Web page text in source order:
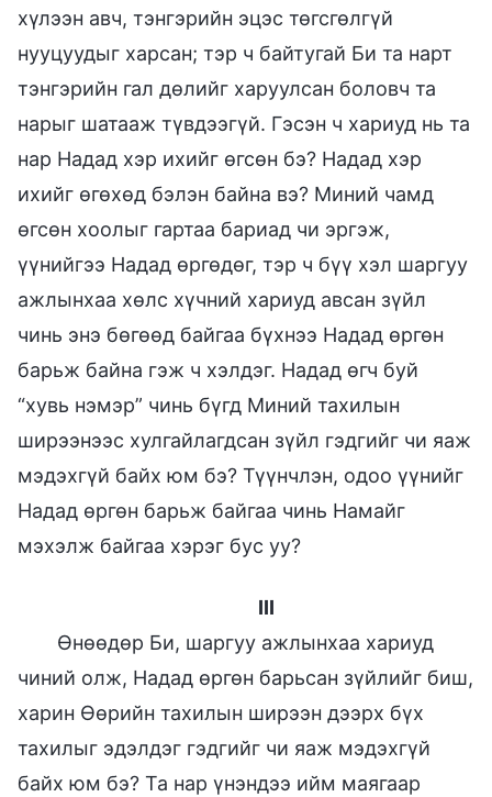
хүлээн авч, тэнгэрийн эцэс төгсгөлгүй
нууцуудыг харсан; тэр ч байтугай Би та нарт
тэнгэрийн гал дөлийг харуулсан боловч та
нарыг шатааж түвдээгүй. Гэсэн ч хариуд нь та
нар Надад хэр ихийг өгсөн бэ? Надад хэр
ихийг өгөхөд бэлэн байна вэ? Миний чамд
өгсөн хоолыг гартаа бариад чи эргэж,
үүнийгээ Надад өргөдөг, тэр ч бүү хэл шаргуу
ажлынхаа хөлс хүчний хариуд авсан зүйл
чинь энэ бөгөөд байгаа бүхнээ Надад өргөн
барьж байна гэж ч хэлдэг. Надад өгч буй
“хувь нэмэр” чинь бүгд Миний тахилын
ширээнээс хулгайлагдсан зүйл гэдгийг чи яаж
мэдэхгүй байх юм бэ? Түүнчлэн, одоо үүнийг
Надад өргөн барьж байгаа чинь Намайг
мэхэлж байгаа хэрэг бус уу?
III
Өнөөдөр Би, шаргуу ажлынхаа хариуд
чиний олж, Надад өргөн барьсан зүйлийг биш,
харин Өөрийн тахилын ширээн дээрх бүх
тахилыг эдэлдэг гэдгийг чи яаж мэдэхгүй
байх юм бэ? Та нар үнэндээ ийм маягаар